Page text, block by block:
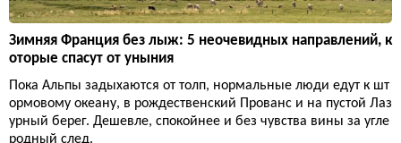
Зимняя Франция без лыж: 5 неочевидных направлений, к
оторые спасут от уныния
Пока Альпы задыхаются от толп, нормальные люди едут к шт
ормовому океану, в рождественский Прованс и на пустой Лаз
урный берег. Дешевле, спокойнее и без чувства вины за угле
родный след.